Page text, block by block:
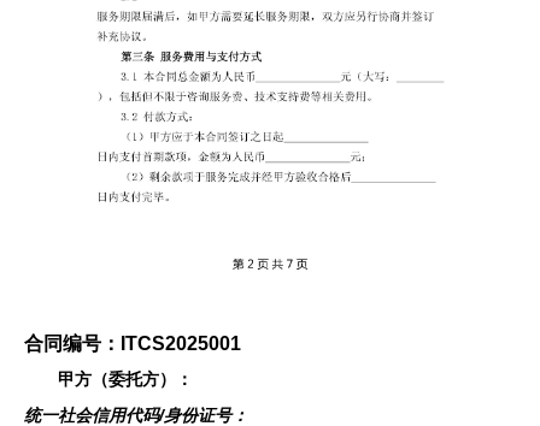
合同编号：ITCS2025001
甲方（委托方）：
统一社会信用代码/身份证号：